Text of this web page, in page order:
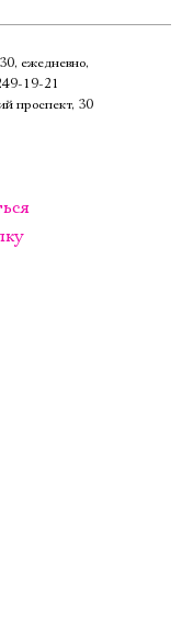
ежедневно,
проспект, 30